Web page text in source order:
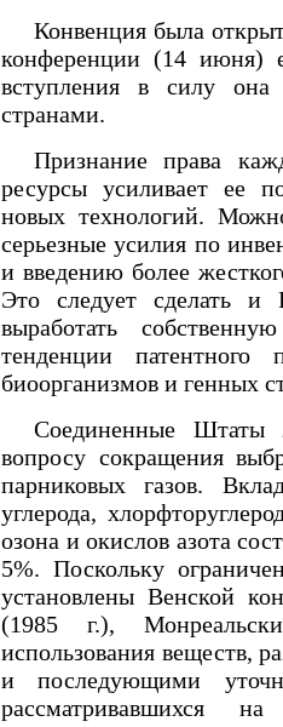
Конвенция была
конференции (14 июня)
вступления в силу
странами.
Признание права
ресурсы усиливает ее
новых технологий.
серьезные усилия по
и введению более
Это следует сделать и
выработать
тенденции патентного
биоорганизмов и генных
Соединенные
вопросу сокращения
парниковых газов.
углерода,
озона и окислов азота
5%. Поскольку
установлены Венской
(1985 г.),
использования веществ,
и последующими
рассматривавшихся